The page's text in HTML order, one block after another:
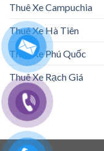
Thuê Xe Campuchia
Thuê Xe Hà Tiên
Thuê Xe Phú Quốc
Thuê Xe Rạch Giá